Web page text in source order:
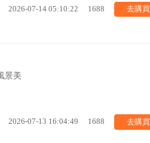
2026-07-14 05:10:22 1688 去購買
景美
2026-07-13 16:04:49 1688 去購買